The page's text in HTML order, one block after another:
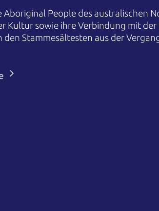
People des australischen
Kultur sowie ihre Verbindung mit der
Stammesältesten aus der